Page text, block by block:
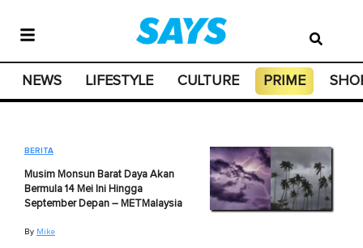
NEWS LIFESTYLE CULTURE PRIME
BERITA
Musim Monsun Barat Daya Akan
Bermula 14 Mei Ini Hingga
September Depan – METMalaysia
By Mike